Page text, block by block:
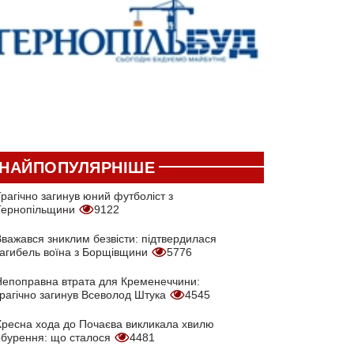
загинув юний футболіст з
9122
зниклим безвісти: підтвердилася
воїна з Борщівщини
5776
втрата для Кременеччини:
загинув Всеволод Штука
4545
хода до Почаєва викликала хвилю
що сталося
4481